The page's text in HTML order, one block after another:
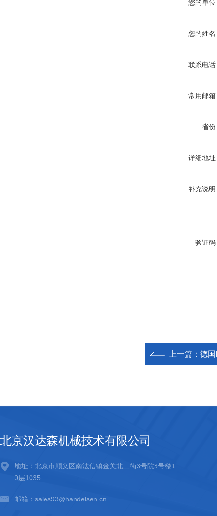
您的单位
您的姓名
联系电话
常用邮箱
省份
详细地址
补充说明
验证码
上一篇： 德
北京汉达森机械技术有限公司
地址：北京市顺义区南法信镇金关北二街3号院3号楼1
0层1035
邮箱：sales93@handelsen.cn